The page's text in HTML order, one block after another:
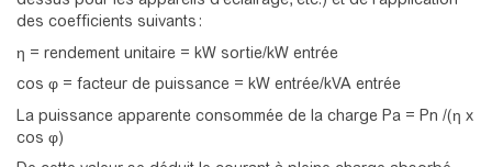
des coefficients suivants :
η = rendement unitaire = kW sortie/kW entrée
cos φ = facteur de puissance = kW entrée/kVA entrée
La puissance apparente consommée de la charge Pa = Pn /(η x
cos φ)